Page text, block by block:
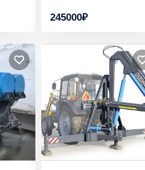
245000₽